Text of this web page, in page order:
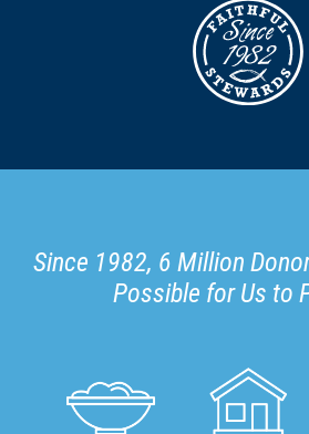
Since 1982, 6 Million
Possible for Us to